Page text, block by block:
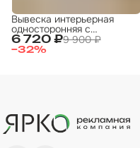
6 720 ₽9 900 ₽
−32%
Вывеска интерьерная
односторонняя с
подсветкой 50х50 , с
закругленными углами